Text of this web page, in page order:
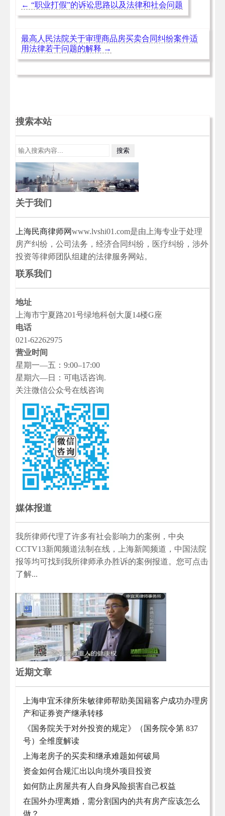
← “职业打假”的诉讼思路以及法律和社会问题
最高人民法院关于审理商品房买卖合同纠纷案件适
用法律若干问题的解释 →
搜索本站
关于我们
上海民商律师网www.lvshi01.com是由上海专业于处理
房产纠纷，公司法务，经济合同纠纷，医疗纠纷，涉外
投资等律师团队组建的法律服务网站。
联系我们
地址
上海市宁夏路201号绿地科创大厦14楼G座
电话
021-62262975
营业时间
星期一—五：9:00–17:00
星期六—日：可电话咨询.
关注微信公众号在线咨询
媒体报道
我所律师代理了许多有社会影响力的案例，中央
CCTV13新闻频道法制在线，上海新闻频道，中国法院
报等均可找到我所律师承办胜诉的案例报道。您可点击
了解...
近期文章
上海申宜禾律所朱敏律师帮助美国籍客户成功办理房
产和证券资产继承转移
《国务院关于对外投资的规定》（国务院令第 837
号）全维度解读
上海老房子的买卖和继承难题如何破局
资金如何合规汇出以向境外项目投资
如何防止房屋共有人自身风险损害自己权益
在国外办理离婚，需分割国内的共有房产应该怎么
做？